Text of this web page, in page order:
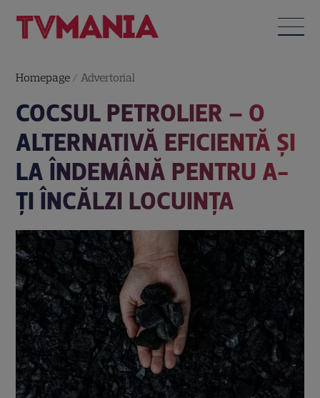
Homepage / Advertorial
COCSUL PETROLIER – O
ALTERNATIVĂ EFICIENTĂ ȘI
LA ÎNDEMÂNĂ PENTRU A-
ȚI ÎNCĂLZI LOCUINȚA